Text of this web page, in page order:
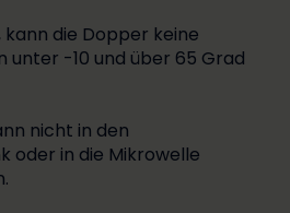
kann die Dopper keine
unter -10 und über 65 Grad
nicht in den
oder in die Mikrowelle